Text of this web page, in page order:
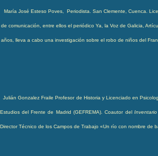
María José Esteso Poves, Periodista. San Clemente, Cuenca.
de comunicación, entre ellos el periódico Ya, la Voz de Galicia,
años, lleva a cabo una investigación sobre el robo de niños del
Julián Gonzalez Fraile Profesor de Historia y Licenciado en
Estudios del Frente de Madrid (GEFREMA). Coautor del
Director Técnico de los Campos de Trabajo «Un río con nombre